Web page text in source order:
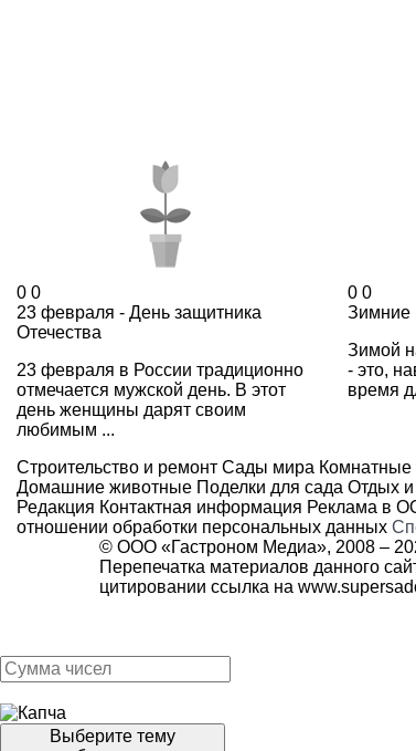
0 0
23 февраля - День защитника
Отечества
23 февраля в России традиционно
отмечается мужской день. В этот
день женщины дарят своим
любимым ...
0 0
Зимние
Зимой
- это,
время
Строительство и ремонт Сады мира Комнатные
Домашние животные Поделки для сада Отдых и
Редакция Контактная информация Реклама в
отношении обработки персональных данных
© ООО «Гастроном Медиа», 2008 –
Перепечатка материалов данного
цитировании ссылка на
Выберите тему